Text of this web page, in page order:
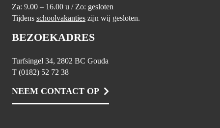
Za: 9.00 – 16.00 u / Zo: gesloten
Tijdens schoolvakanties zijn wij gesloten.
BEZOEKADRES
Turfsingel 34, 2802 BC Gouda
T (0182) 52 72 38
NEEM CONTACT OP